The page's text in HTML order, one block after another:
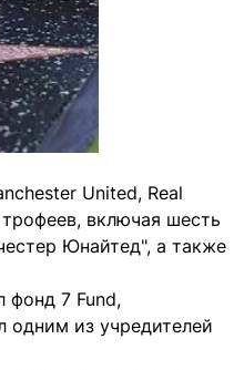
United, Real
включая шесть
Юнайтед", а также
фонд 7 Fund,
из учредителей